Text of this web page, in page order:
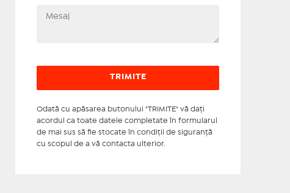
Odată cu apăsarea butonului "TRIMITE" vă daţi
acordul ca toate datele completate în formularul
de mai sus să fie stocate în condiţii de siguranţă
cu scopul de a vă contacta ulterior.